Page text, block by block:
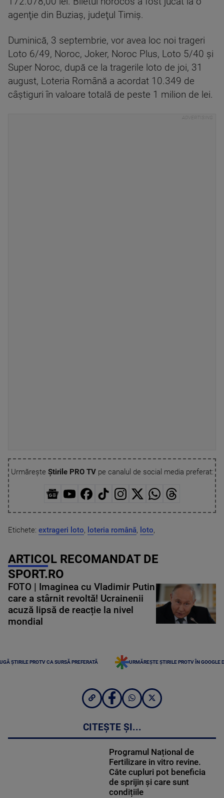
agenţie din Buziaş, judeţul Timiş.
Duminică, 3 septembrie, vor avea loc noi trageri
Loto 6/49, Noroc, Joker, Noroc Plus, Loto 5/40 şi
Super Noroc, după ce la tragerile loto de joi, 31
august, Loteria Română a acordat 10.349 de
câştiguri în valoare totală de peste 1 milion de lei.
Urmărește Știrile PRO TVpe canalul de social media preferat:
Etichete: extrageri loto, loteria română, loto,
ARTICOL RECOMANDAT DE
SPORT.RO
FOTO | Imaginea cu Vladimir Putin
care a stârnit revoltă! Ucrainenii
acuză lipsă de reacție la nivel
mondial
ȘTIRILE PROTV CA SURSĂ PREFERATĂ URMĂREȘTE ȘTIRILE PROTV ÎN GOOGLE
CITEȘTE ȘI...
Programul Național de
Fertilizare in vitro revine.
Câte cupluri pot beneficia
de sprijin și care sunt
condițiile